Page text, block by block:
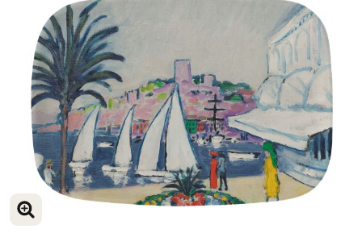
VERGROOT AFBEELDING